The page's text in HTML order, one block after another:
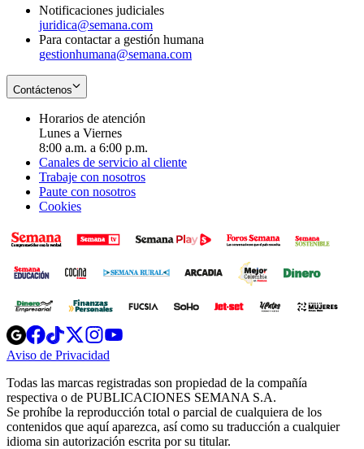
Notificaciones judiciales
juridica@semana.com
Para contactar a gestión humana
gestionhumana@semana.com
Contáctenos
Horarios de atención
Lunes a Viernes
8:00 a.m. a 6:00 p.m.
Canales de servicio al cliente
Trabaje con nosotros
Paute con nosotros
Cookies
Opens
in
new
Opens
in
new
Opens
in
new
window
Opens
new
windowwindow
Aviso de Privacidad
new
window
Todas las marcas registradas son propiedad de la compañía
respectiva o de PUBLICACIONES SEMANA S.A.
Se prohíbe la reproducción total o parcial de cualquiera de los
contenidos que aquí aparezca, así como su traducción a cualquier
idioma sin autorización escrita por su titular.